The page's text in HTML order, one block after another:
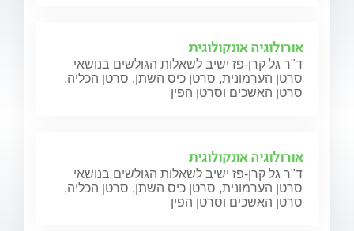
אורולוגיה אונקולוגית
ד"ר גל קרן-פז ישיב לשאלות הגולשים בנושאי
סרטן הערמונית, סרטן כיס השתן, סרטן הכליה,
סרטן האשכים וסרטן הפין
אורולוגיה אונקולוגית
ד"ר גל קרן-פז ישיב לשאלות הגולשים בנושאי
סרטן הערמונית, סרטן כיס השתן, סרטן הכליה,
סרטן האשכים וסרטן הפין